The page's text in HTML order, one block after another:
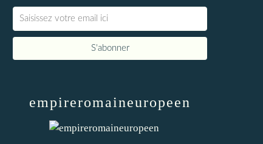
empireromaineuropeen